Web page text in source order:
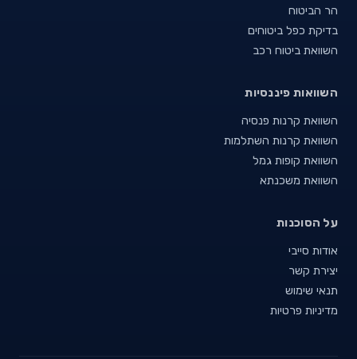
הר הביטוח
בדיקת כפל ביטוחים
השוואת ביטוח רכב
השוואות פיננסיות
השוואת קרנות פנסיה
השוואת קרנות השתלמות
השוואת קופות גמל
השוואת משכנתא
על הסוכנות
אודות סייבי
יצירת קשר
תנאי שימוש
מדיניות פרטיות